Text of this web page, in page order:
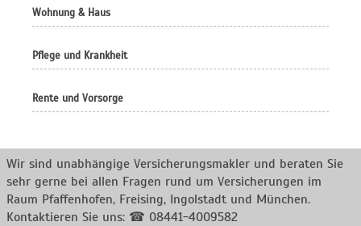
Wohnung & Haus
Pflege und Krankheit
Rente und Vorsorge
Wir sind unabhängige Versicherungsmakler und beraten Sie
sehr gerne bei allen Fragen rund um Versicherungen im
Raum Pfaffenhofen, Freising, Ingolstadt und München.
Kontaktieren Sie uns: ☎ 08441-4009582